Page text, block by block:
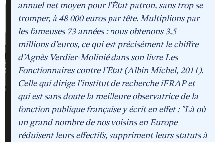
annuel net moyen pour l’État patron, sans trop se
tromper, à 48 000 euros par tête. Multiplions par
les fameuses 73 années : nous obtenons 3,5
millions d’euros, ce qui est précisément le chiffre
d’Agnès Verdier-Molinié dans son livre Les
Fonctionnaires contre l’État (Albin Michel, 2011).
Celle qui dirige l’institut de recherche iFRAP et
qui est sans doute la meilleure observatrice de la
fonction publique française y écrit en effet : "Là où
un grand nombre de nos voisins en Europe
réduisent leurs effectifs, suppriment leurs statuts à